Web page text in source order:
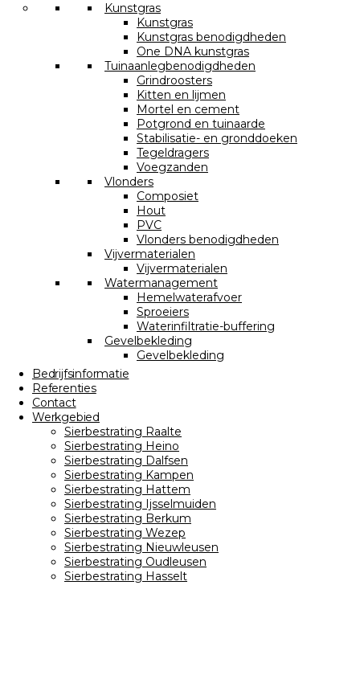
Kunstgras
Kunstgras
Kunstgras benodigdheden
One DNA kunstgras
Tuinaanlegbenodigdheden
Grindroosters
Kitten en lijmen
Mortel en cement
Potgrond en tuinaarde
Stabilisatie- en gronddoeken
Tegeldragers
Voegzanden
Vlonders
Composiet
Hout
PVC
Vlonders benodigdheden
Vijvermaterialen
Vijvermaterialen
Watermanagement
Hemelwaterafvoer
Sproeiers
Waterinfiltratie-buffering
Gevelbekleding
Gevelbekleding
Bedrijfsinformatie
Referenties
Contact
Werkgebied
Sierbestrating Raalte
Sierbestrating Heino
Sierbestrating Dalfsen
Sierbestrating Kampen
Sierbestrating Hattem
Sierbestrating Ijsselmuiden
Sierbestrating Berkum
Sierbestrating Wezep
Sierbestrating Nieuwleusen
Sierbestrating Oudleusen
Sierbestrating Hasselt